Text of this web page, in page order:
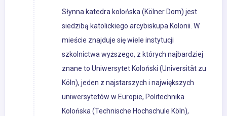
Słynna katedra kolońska (Kölner Dom) jest
siedzibą katolickiego arcybiskupa Kolonii. W
mieście znajduje się wiele instytucji
szkolnictwa wyższego, z których najbardziej
znane to Uniwersytet Koloński (Universität zu
Köln), jeden z najstarszych i największych
uniwersytetów w Europie, Politechnika
Kolońska (Technische Hochschule Köln),